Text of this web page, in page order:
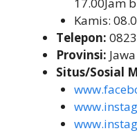
17.00Jam
Kamis:
Telepon:
Provinsi:
Situs/Sosial